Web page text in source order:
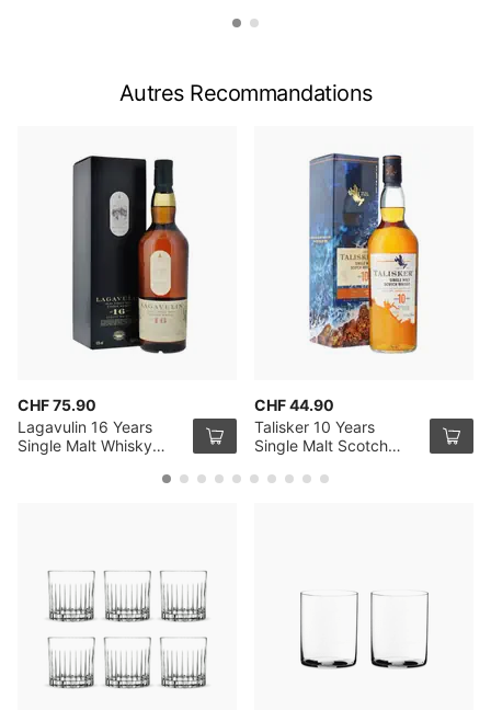
Autres Recommandations
CHF 75.90
Lagavulin 16 Years
Single Malt Whisky
CHF 44.90
Talisker 10 Years
Single Malt Scotch